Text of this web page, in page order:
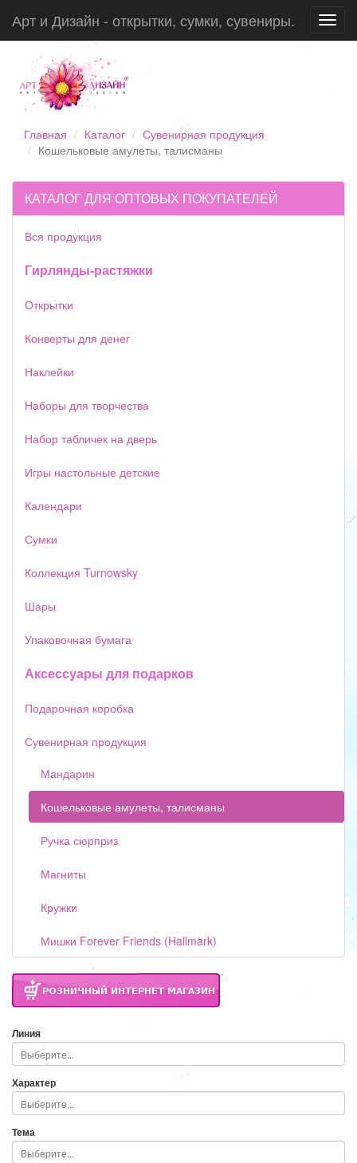
Арт и Дизайн - открытки, сумки, сувениры.
Главная Каталог
Сувенирная продукция
Кошельковые амулеты, талисманы
КАТАЛОГ ДЛЯ ОПТОВЫХ ПОКУПАТЕЛЕЙ
Вся продукция
Гирлянды-растяжки
Открытки
Конверты для денег
Наклейки
Наборы для творчества
Набор табличек на дверь
Игры настольные детские
Календари
Сумки
Коллекция Turnowsky
Шары
Упаковочная бумага
Аксессуары для подарков
Подарочная коробка
Сувенирная продукция
Мандарин
Кошельковые амулеты, талисманы
Ручка сюрприз
Магниты
Кружки
Мишки Forever Friends (Hallmark)
Линия
Характер
Тема